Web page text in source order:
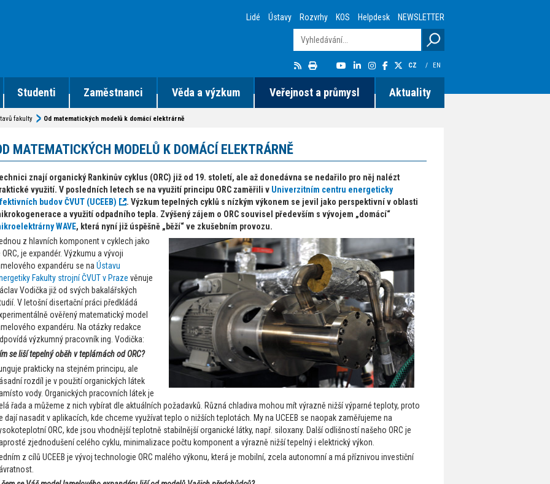
Studenti Zaměstnanci Věda a výzkum Veřejnost a průmysl Aktuality
Lidé Ústavy Rozvrhy KOS Helpdesk NEWSLETTER
CZ / EN
fakulty Od matematických modelů k domácí elektrárně
MATEMATICKÝCH MODELŮ K DOMÁCÍ ELEKTRÁRNĚ
znají organický Rankinův cyklus (ORC) již od 19. století, ale až donedávna se nedařilo pro něj nalézt
využití. V posledních letech se na využití principu ORC zaměřili v Univerzitním centru energeticky
budov ČVUT (UCEEB)
. Výzkum tepelných cyklů s nízkým výkonem se jevil jako perspektivní v oblasti
a využití odpadního tepla. Zvýšený zájem o ORC souvisel především s vývojem „domácí“
WAVE, která nyní již úspěšně „běží“ ve zkušebním provozu.
z hlavních komponent v cyklech jako
ORC, je expandér. Výzkumu a vývoji
expandéru se na Ústavu
Fakulty strojní ČVUT v Praze věnuje
Vodička již od svých bakalářských
V letošní disertační práci předkládá
ověřený matematický model
expandéru. Na otázky redakce
výzkumný pracovník ing. Vodička:
se liší tepelný oběh v teplárnách od ORC?
prakticky na stejném principu, ale
rozdíl je v použití organických látek
vody. Organických pracovních látek je
řada a můžeme z nich vybírat dle aktuálních požadavků. Různá chladiva mohou mít výrazně nižší výparné teploty, proto
dají nasadit v aplikacích, kde chceme využívat teplo o nižších teplotách. My na UCEEB se naopak zaměřujeme na
ORC, kde jsou vhodnější teplotně stabilnější organické látky, např. siloxany. Další odlišností našeho ORC je
zjednodušení celého cyklu, minimalizace počtu komponent a výrazně nižší tepelný i elektrický výkon.
z cílů UCEEB je vývoj technologie ORC malého výkonu, která je mobilní, zcela autonomní a má příznivou investiční